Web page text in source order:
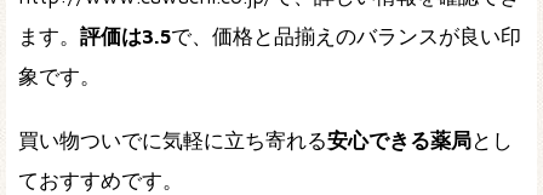
ます。 評価は3.5で、価格と品揃えのバランスが良い印
象です。
買い物ついでに気軽に立ち寄れる安心できる薬局とし
ておすすめです。